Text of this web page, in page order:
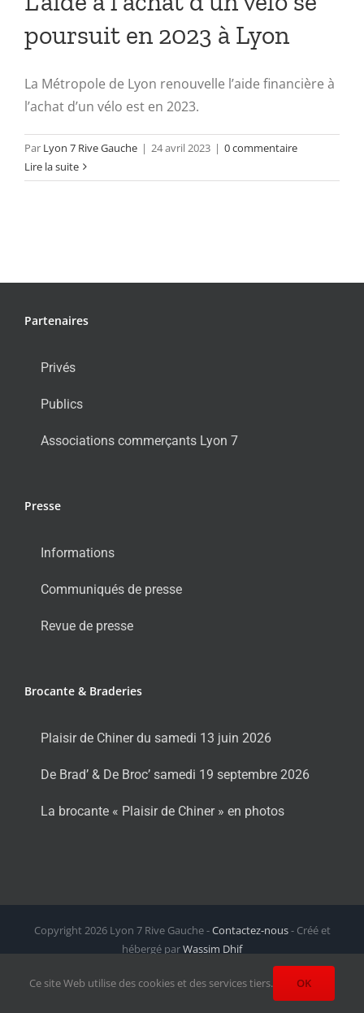
poursuit en 2023 à Lyon
La Métropole de Lyon renouvelle l’aide financière à
l’achat d’un vélo est en 2023.
Par Lyon 7 Rive Gauche | 24 avril 2023 | 0 commentaire
Lire la suite
Partenaires
Privés
Publics
Associations commerçants Lyon 7
Presse
Informations
Communiqués de presse
Revue de presse
Brocante & Braderies
Plaisir de Chiner du samedi 13 juin 2026
De Brad’ & De Broc’ samedi 19 septembre 2026
La brocante « Plaisir de Chiner » en photos
Copyright 2026 Lyon 7 Rive Gauche -Contactez-nous- Créé et
hébergé parWassim Dhif
Facebook
X InstagramLinkedIn
Email
Ce site Web utilise des cookies et des services tiers. OK